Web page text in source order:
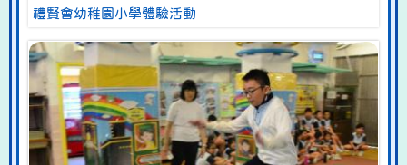
禮賢會幼稚園小學體驗活動